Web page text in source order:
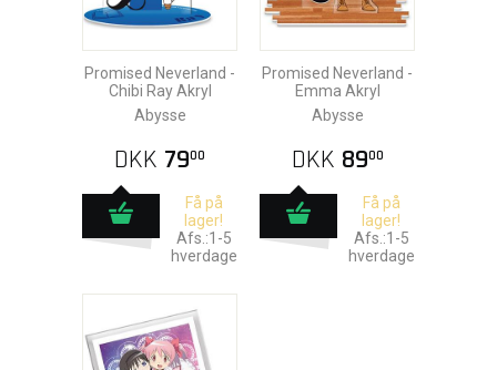
Promised Neverland -
Chibi Ray Akryl
Abysse
DKK 7900
Få på
lager!
Afs.:1-5
hverdage
Promised Neverland -
Emma Akryl
Abysse
DKK 8900
Få på
lager!
Afs.:1-5
hverdage